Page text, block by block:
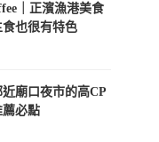
｜正濱漁港美食
也很有特色
廟口夜市的高CP
必點